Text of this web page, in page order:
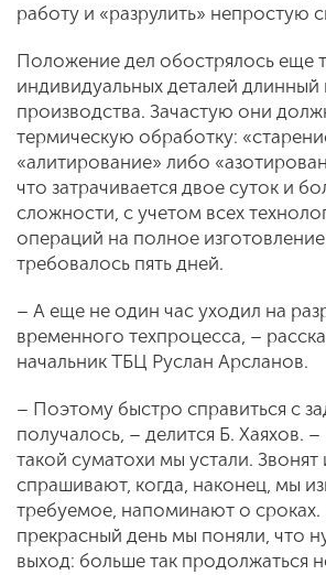
работу и «разрулить» непростую
Положение дел обострялось еще
индивидуальных деталей длинный
производства. Зачастую они
термическую обработку:
«алитирование» либо
что затрачивается двое суток и
сложности, с учетом всех
операций на полное
требовалось пять дней.
– А еще не один час уходил на
временного техпроцесса, –
начальник ТБЦ Руслан Арсланов.
– Поэтому быстро справиться с
получалось, – делится Б. Хаяхов.
такой суматохи мы устали. Звонят
спрашивают, когда, наконец, мы
требуемое, напоминают о сроках.
прекрасный день мы поняли, что
выход: больше так продолжаться